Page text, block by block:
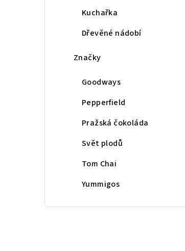
Kuchařka
Dřevěné nádobí
Značky
Goodways
Pepperfield
Pražská čokoláda
Svět plodů
Tom Chai
Yummigos